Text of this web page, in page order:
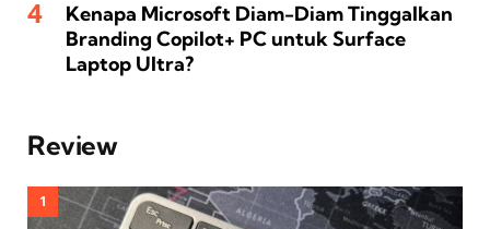
Kenapa Microsoft Diam-Diam Tinggalkan
Branding Copilot+ PC untuk Surface
Laptop Ultra?
Review